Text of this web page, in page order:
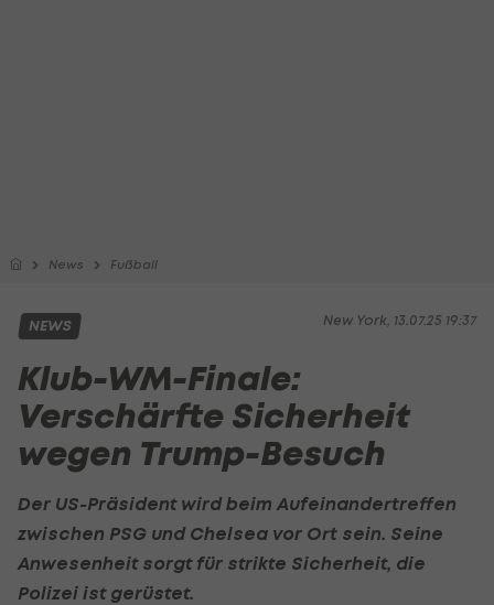
News Fußball
New York, 13.07.25 19:37
NEWS
Klub-WM-Finale:
Verschärfte Sicherheit
wegen Trump-Besuch
Der US-Präsident wird beim Aufeinandertreffen
zwischen PSG und Chelsea vor Ort sein. Seine
Anwesenheit sorgt für strikte Sicherheit, die
Polizei ist gerüstet.